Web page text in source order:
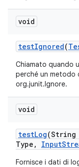
void
testIgnored(
Chiamato quando
perché un
org.junit.Ignore.
void
testLog(String
Type , Input
Fornisce i dati di